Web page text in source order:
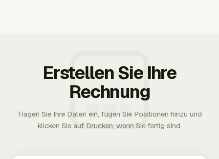
Erstellen Sie Ihre
Rechnung
Tragen Sie Ihre Daten ein, fügen Sie Positionen hinzu und
klicken Sie auf Drucken, wenn Sie fertig sind.